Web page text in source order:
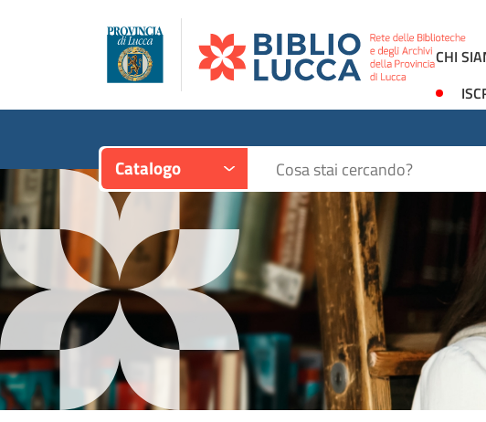
CHI
Catalogo Cerca su "Catalogo"